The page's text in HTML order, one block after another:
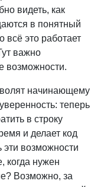
видеть, как
в понятный
всё это работает
важно
возможности.
начинающему
теперь
в строку
и делает код
эти возможности
когда нужен
Возможно, за